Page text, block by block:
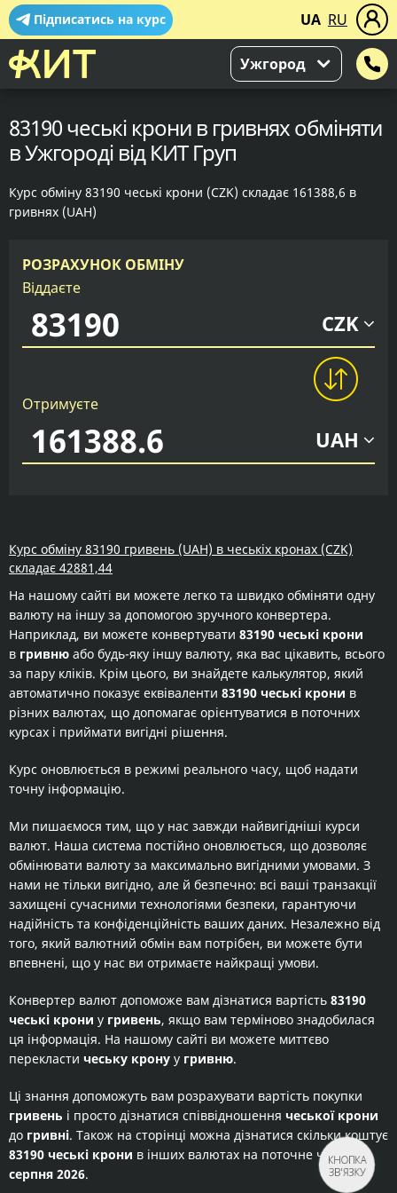
Підписатись на курс UA RU
Ужгород
83190 чеські крони в гривнях обміняти
в Ужгороді від КИТ Груп
Курс обміну 83190 чеські крони (CZK) складає 161388,6 в
гривнях (UAH)
РОЗРАХУНОК ОБМІНУ
Віддаєте
CZK
Отримуєте
UAH
Курс обміну 83190 гривень (UAH) в чеськіх кронах (CZK)
складає 42881,44
На нашому сайті ви можете легко та швидко обміняти одну
валюту на іншу за допомогою зручного конвертера.
Наприклад, ви можете конвертувати 83190 чеські крони
в гривню або будь-яку іншу валюту, яка вас цікавить, всього
за пару кліків. Крім цього, ви знайдете калькулятор, який
автоматично показує еквіваленти 83190 чеські крони в
різних валютах, що допомагає орієнтуватися в поточних
курсах і приймати вигідні рішення.
Курс оновлюється в режимі реального часу, щоб надати
точну інформацію.
Ми пишаємося тим, що у нас завжди найвигідніші курси
валют. Наша система постійно оновлюється, що дозволяє
обмінювати валюту за максимально вигідними умовами. З
нами не тільки вигідно, але й безпечно: всі ваші транзакції
захищені сучасними технологіями безпеки, гарантуючи
надійність та конфіденційність ваших даних. Незалежно від
того, який валютний обмін вам потрібен, ви можете бути
впевнені, що у нас ви отримаєте найкращі умови.
Конвертер валют допоможе вам дізнатися вартість 83190
чеські крони у гривень, якщо вам терміново знадобилася
ця інформація. На нашому сайті ви можете миттєво
перекласти чеську крону у гривню.
Ці знання допоможуть вам розрахувати вартість покупки
гривень і просто дізнатися співвідношення чеської крони
до гривні. Також на сторінці можна дізнатися скільки коштує
83190 чеські крони в інших валютах на поточне число7
серпня 2026.
КНОПКА
ЗВ'ЯЗКУ